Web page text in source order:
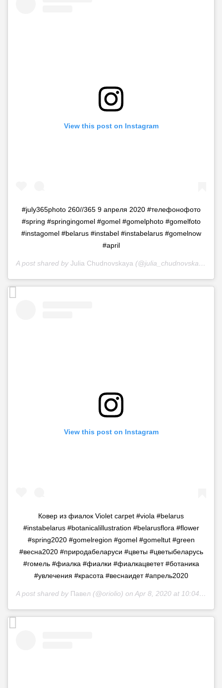
View this post on Instagram
#july365photo 260//365 9 апреля 2020 #телефонофото
#spring #springingomel #gomel #gomelphoto #gomelfoto
#instagomel #belarus #instabel #instabelarus #gomelnow
#april
A post shared by Julia Chudnovskaya (@julia_chudnovskaya) on
View this post on Instagram
Ковер из фиалок Violet carpet #viola #belarus
#instabelarus #botanicalillustration #belarusflora #flower
#spring2020 #gomelregion #gomel #gomeltut #green
#весна2020 #природабеларуси #цветы #цветыбеларусь
#гомель #фиалка #фиалки #фиалкацветет #ботаника
#увлечения #красота #веснаидет #апрель2020
A post shared by Павел (@oriolio) on Apr 8, 2020 at 10:04am PDT